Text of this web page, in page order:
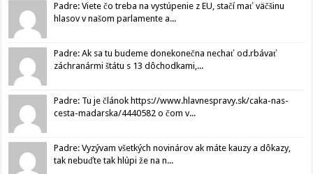
Padre: Viete čo treba na vystúpenie z EU, stačí mať väčšinu
hlasov v našom parlamente a...
Padre: Ak sa tu budeme donekonečna nechať od.rbávať
záchranármi štátu s 13 dôchodkami,...
Padre: Tu je článok https://www.hlavnespravy.sk/caka-nas-
cesta-madarska/4440582 o čom v...
Padre: Vyzývam všetkých novinárov ak máte kauzy a dôkazy,
tak nebuďte tak hlúpi že na n...